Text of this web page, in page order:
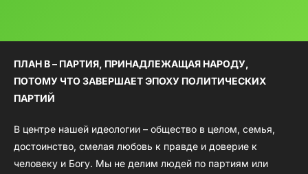
ПЛАН B – ПАРТИЯ, ПРИНАДЛЕЖАЩАЯ НАРОДУ,
ПОТОМУ ЧТО ЗАВЕРШАЕТ ЭПОХУ ПОЛИТИЧЕСКИХ
ПАРТИЙ
В центре нашей идеологии – общество в целом, семья,
достоинство, смелая любовь к правде и доверие к
человеку и Богу. Мы не делим людей по партиям или